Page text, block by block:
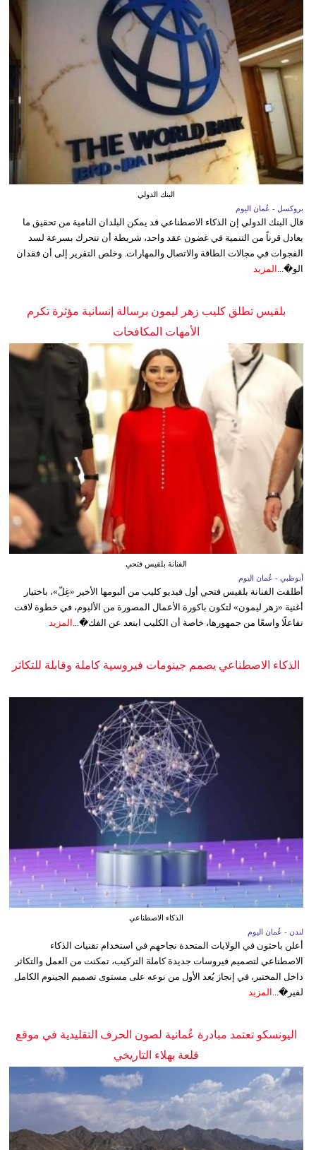
البنك الدولي
بروكسل - عُمان اليوم
قال البنك الدولي إن الذكاء الاصطناعي قد يمكن البلدان النامية من تحقيق ما
يعادل قرناً من التنمية في غضون عقد واحد، شريطة أن تتحرك بسرعة لسد
الفجوات في مجالات الطاقة والاتصال والمهارات. وخلص التقرير إلى أن فقدان
الو�... المزيد
بلقيس تطلق كليب زهر ليمون برسالة إنسانية مؤثرة تكرم
الأمهات المكافحات
الفنانة بلقيس فتحي
أبوظبي - عُمان اليوم
أطلقت الفنانة بلقيس فتحي أول فيديو كليب من ألبومها الأخير «غِلّ»، باختيار
أغنية «زهر ليمون» لتكون باكورة الأعمال المصورة من الألبوم، في خطوة لاقت
تفاعلًا واسعًا من جمهورها، خاصة أن الكليب ابتعد عن الفك�... المزيد
الذكاء الاصطناعي يصمم جينومات فيروسية كاملة وقابلة للتكاثر
الذكاء الاصطناعي
لندن - عُمان اليوم
أعلن باحثون في الولايات المتحدة نجاحهم في استخدام تقنيات الذكاء
الاصطناعي لتصميم فيروسات جديدة كاملة التركيب، تمكنت من العمل والتكاثر
داخل المختبر، في إنجاز يُعد الأول من نوعه على مستوى تصميم الجينوم الكامل
لفير�...
المزيد
اليونسكو تعتمد مبادرة عُمانية لصون الحرف التقليدية في موقع
قلعة بهلاء التاريخي